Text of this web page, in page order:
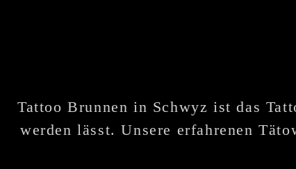
Tattoo Brunnen in Schwyz ist das
werden lässt. Unsere erfahrenen